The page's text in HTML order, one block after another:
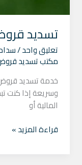
تسديد
تعليق واحد/
مكتب تسديد
خدمة تسديد
وسريعة إذا كنت
المالية أو
قراءة المزيد »